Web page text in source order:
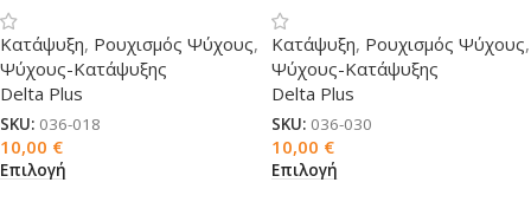
Κατάψυξη, Ρουχισμός Ψύχους,
Ψύχους-Κατάψυξης
Delta Plus
SKU: 036-018
10,00 €
Επιλογή
Κατάψυξη, Ρουχισμός Ψύχους,
Ψύχους-Κατάψυξης
Delta Plus
SKU: 036-030
10,00 €
Επιλογή